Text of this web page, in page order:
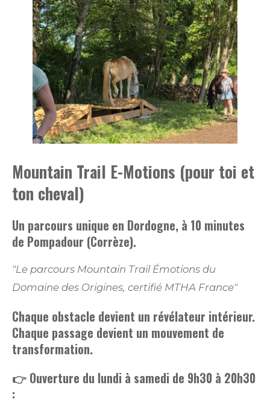
Mountain Trail E-Motions (pour toi et
ton cheval)
Un parcours unique en Dordogne, à 10 minutes
de Pompadour (Corrèze).
"Le parcours Mountain Trail Émotions du
Domaine des Origines, certifié MTHA France"
Chaque obstacle devient un révélateur intérieur.
Chaque passage devient un mouvement de
transformation.
👉 Ouverture du lundi à samedi de 9h30 à 20h30
: